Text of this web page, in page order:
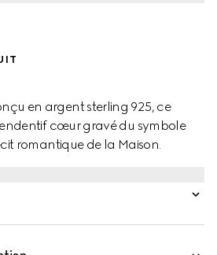
en argent sterling 925, ce
cœur gravé du symbole
romantique de la Maison.